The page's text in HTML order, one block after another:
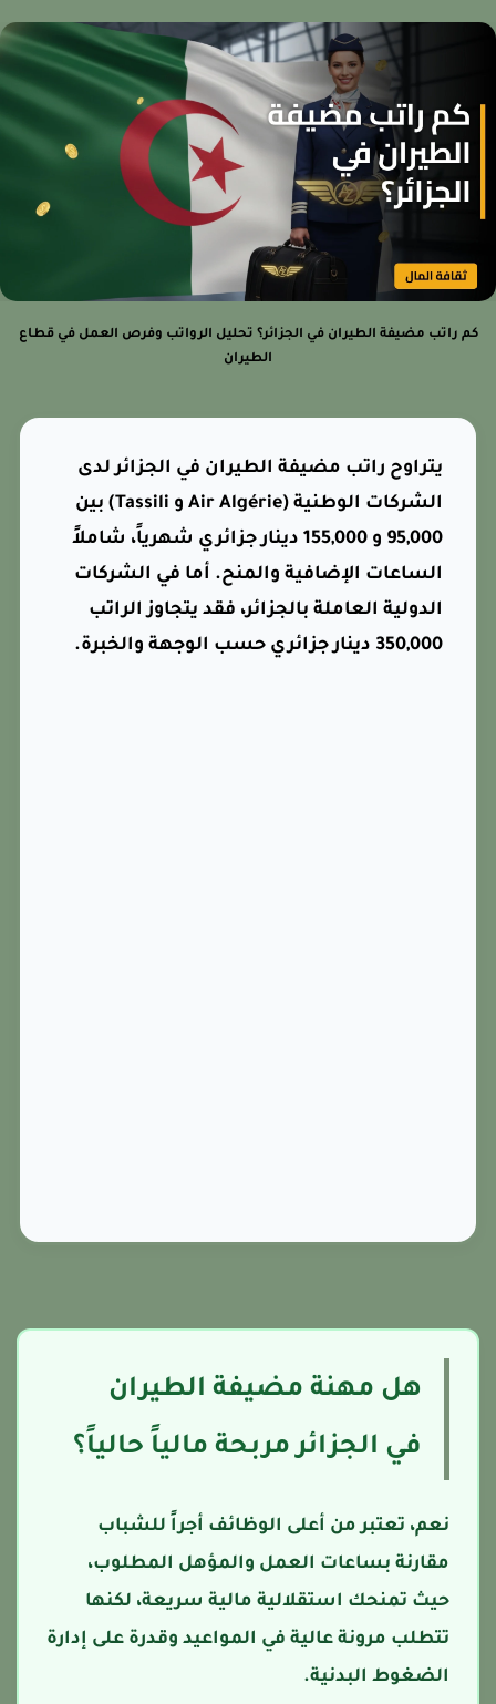
راتب مضيفة الطيران في الجزائر؟ تحليل الرواتب وفرص العمل في قطاع
الطيران
يتراوح راتب مضيفة الطيران في الجزائر لدى
الشركات الوطنية (Air Algérie و Tassili) بين
95,000 و 155,000 دينار جزائري شهرياً، شاملاً
الساعات الإضافية والمنح. أما في الشركات
الدولية العاملة بالجزائر، فقد يتجاوز الراتب
350,000 دينار جزائري حسب الوجهة والخبرة.
هل مهنة مضيفة الطيران
في الجزائر مربحة مالياً حالياً؟
نعم، تعتبر من أعلى الوظائف أجراً للشباب
مقارنة بساعات العمل والمؤهل المطلوب،
حيث تمنحك استقلالية مالية سريعة، لكنها
تتطلب مرونة عالية في المواعيد وقدرة على إدارة
الضغوط البدنية.